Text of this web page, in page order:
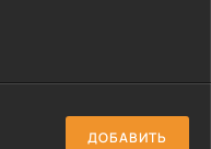
ДОБАВИТЬ